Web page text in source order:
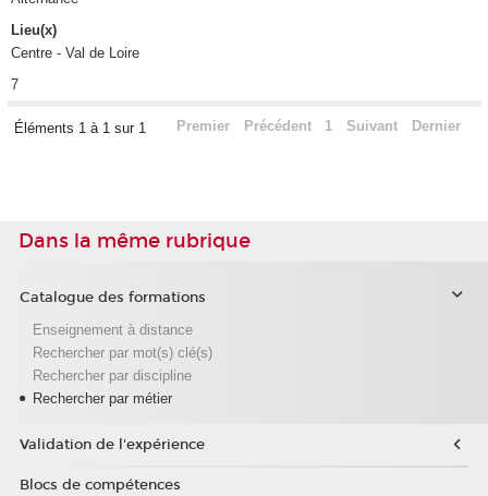
Lieu(x)
Centre - Val de Loire
7
Éléments 1 à 1 sur 1 Premier Précédent 1 Suivant Dernier
Dans la même rubrique
Catalogue des formations
Enseignement à distance
Rechercher par mot(s) clé(s)
Rechercher par discipline
Rechercher par métier
Validation de l'expérience
Blocs de compétences